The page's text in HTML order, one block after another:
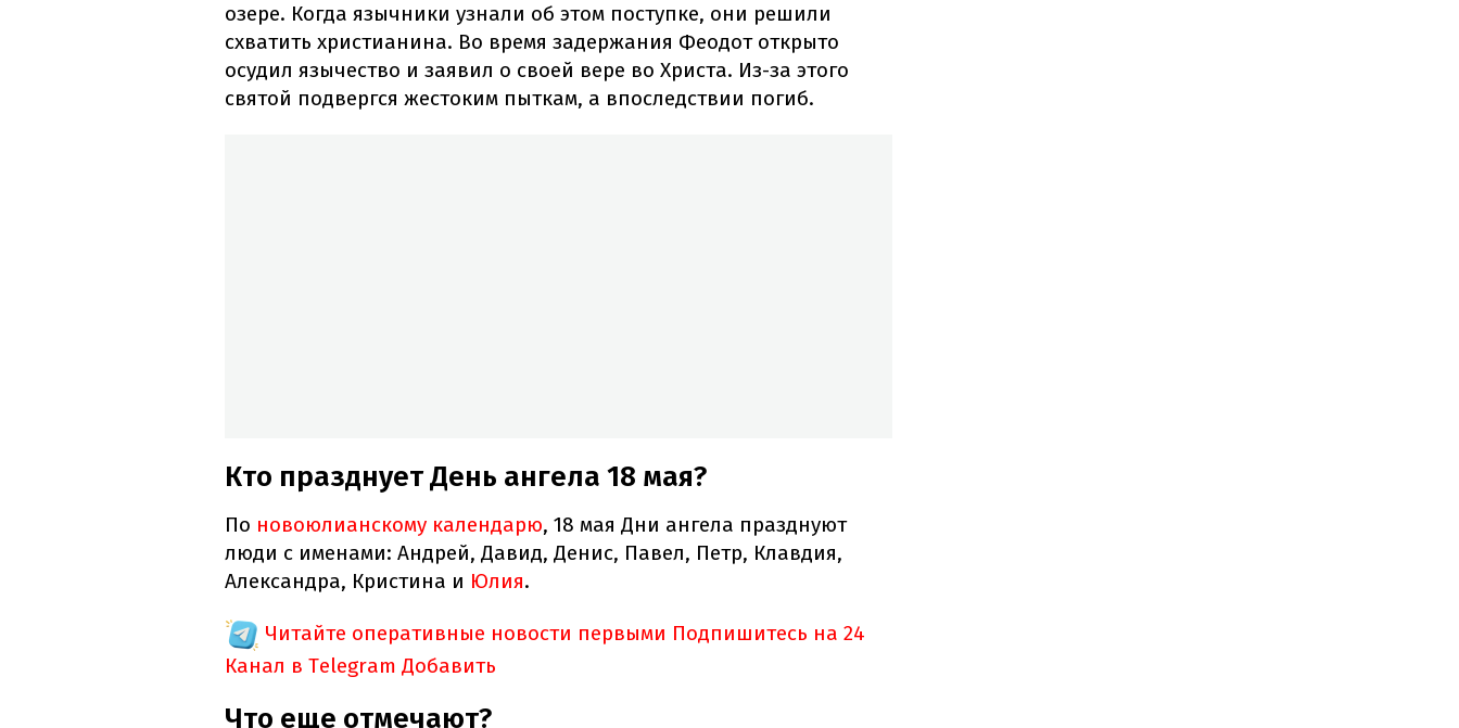
озере. Когда язычники узнали об этом поступке, они решили
схватить христианина. Во время задержания Феодот открыто
осудил язычество и заявил о своей вере во Христа. Из-за этого
святой подвергся жестоким пыткам, а впоследствии погиб.
Кто празднует День ангела 18 мая?
По новоюлианскому календарю, 18 мая Дни ангела празднуют
люди с именами: Андрей, Давид, Денис, Павел, Петр, Клавдия,
Александра, Кристина и Юлия.
Читайте оперативные новости первыми Подпишитесь на 24
Канал в Telegram Добавить
Что еще отмечают?